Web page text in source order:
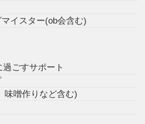
イスター(ob会含む)
ごすサポート
味噌作りなど含む)